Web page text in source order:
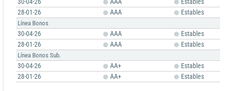
30-04-26 AAA
Estables
28-01-26
AAA Estables
Línea Bonos
30-04-26 AAA
Estables
28-01-26
AAA Estables
Línea Bonos Sub.
30-04-26 AA+
Estables
28-01-26
AA+ Estables